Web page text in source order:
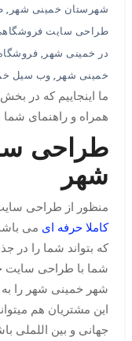
شهرستان خمینی شهر ,
طراحی سایت
در خمینی شهر ,
خمینی شهر , وب سیل
ما اینجاییم که در
همراه و راهنمای شما
طراحی
شهر
منظور از طراحی
کاملا حرفه ای می
که بتواند شما را
شما با طراحی سایت
شهر خمینی شهر را به
این مشتریان هم
جهانی و بین اللملی